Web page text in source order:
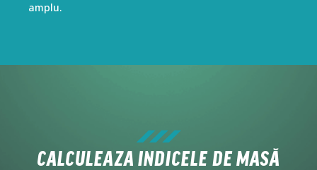
amplu.
CALCULEAZA INDICELE DE MASĂ